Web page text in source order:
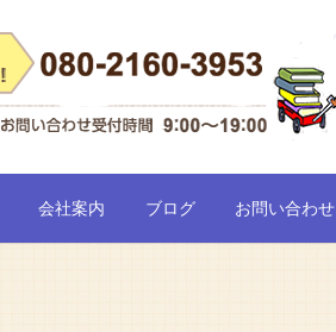
会社案内 ブログ お問い合わせ